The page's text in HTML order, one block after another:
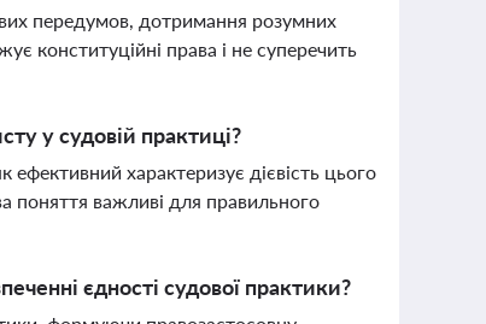
передумов, дотримання розумних
конституційні права і не суперечить
у судовій практиці?
ефективний характеризує дієвість цього
поняття важливі для правильного
єдності судової практики?